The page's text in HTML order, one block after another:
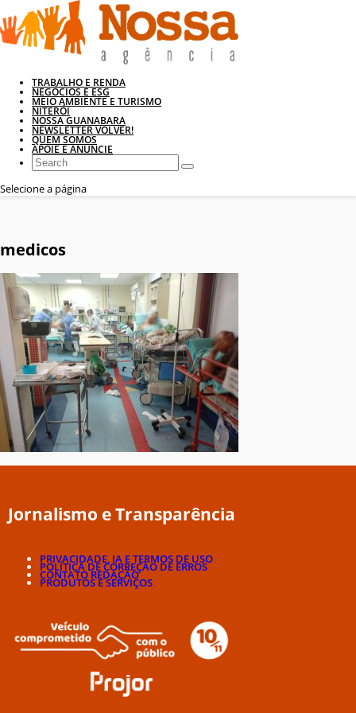
TRABALHO E RENDA
NEGÓCIOS E ESG
MEIO AMBIENTE E TURISMO
NITERÓI
NOSSA GUANABARA
NEWSLETTER VOLVER!
QUEM SOMOS
APOIE E ANUNCIE
Selecione a página
medicos
Jornalismo e Transparência
PRIVACIDADE, IA E TERMOS DE USO
POLÍTICA DE CORREÇÃO DE ERROS
CONTATO REDAÇÃO
PRODUTOS E SERVIÇOS